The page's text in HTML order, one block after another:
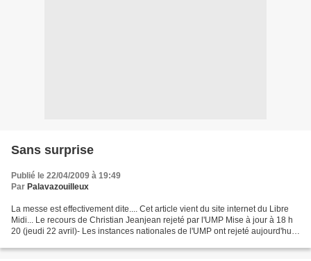
Sans surprise
Publié le 22/04/2009 à 19:49
Par Palavazouilleux
La messe est effectivement dite.... Cet article vient du site internet du Libre
Midi... Le recours de Christian Jeanjean rejeté par l'UMP Mise à jour à 18 h
20 (jeudi 22 avril)- Les instances nationales de l'UMP ont rejeté aujourd'hui